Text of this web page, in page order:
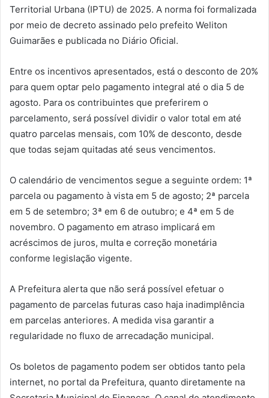
Territorial Urbana (IPTU) de 2025. A norma foi formalizada
por meio de decreto assinado pelo prefeito Weliton
Guimarães e publicada no Diário Oficial.
Entre os incentivos apresentados, está o desconto de 20%
para quem optar pelo pagamento integral até o dia 5 de
agosto. Para os contribuintes que preferirem o
parcelamento, será possível dividir o valor total em até
quatro parcelas mensais, com 10% de desconto, desde
que todas sejam quitadas até seus vencimentos.
O calendário de vencimentos segue a seguinte ordem: 1ª
parcela ou pagamento à vista em 5 de agosto; 2ª parcela
em 5 de setembro; 3ª em 6 de outubro; e 4ª em 5 de
novembro. O pagamento em atraso implicará em
acréscimos de juros, multa e correção monetária
conforme legislação vigente.
A Prefeitura alerta que não será possível efetuar o
pagamento de parcelas futuras caso haja inadimplência
em parcelas anteriores. A medida visa garantir a
regularidade no fluxo de arrecadação municipal.
Os boletos de pagamento podem ser obtidos tanto pela
internet, no portal da Prefeitura, quanto diretamente na